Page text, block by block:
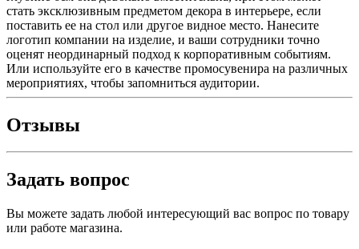
стать эксклюзивным предметом декора в интерьере, если
поставить ее на стол или другое видное место. Нанесите
логотип компании на изделие, и ваши сотрудники точно
оценят неординарный подход к корпоративным событиям.
Или используйте его в качестве промосувенира на различных
мероприятиях, чтобы запомниться аудитории.
Отзывы
Задать вопрос
Вы можете задать любой интересующий вас вопрос по товару
или работе магазина.